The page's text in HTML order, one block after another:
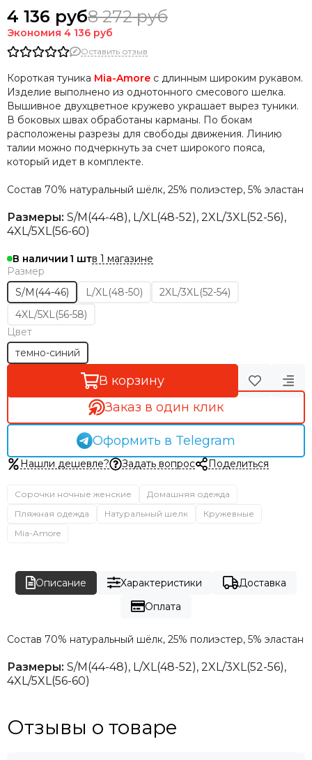
4 136 руб8 272 руб
Экономия 4 136 руб
Оставить отзыв
Короткая туника Mia-Amore с длинным широким рукавом.
Изделие выполнено из однотонного смесового шелка.
Вышивное двухцветное кружево украшает вырез туники.
В боковых швах обработаны карманы. По бокам
расположены разрезы для свободы движения. Линию
талии можно подчеркнуть за счет широкого пояса,
который идет в комплекте.
Состав 70% натуральный шёлк, 25% полиэстер, 5% эластан
Размеры: S/М(44-48), L/XL(48-52), 2XL/3XL(52-56),
4XL/5XL(56-60)
В наличии 1
в 1 магазине
Размер
S/M(44-46)
L/XL(48-50)
2XL/3XL(52-54)
4XL/5XL(56-58)
Цвет
темно-синий
В корзину
Заказ в один клик
Оформить в Telegram
Нашли дешевле? Задать вопрос Поделиться
Сорочки ночные женские
Домашняя одежда
Пляжная одежда
Натуральный шелк
Кружевные
Mia-Amore
Описание Характеристики
Доставка
Оплата
Состав 70% натуральный шёлк, 25% полиэстер, 5% эластан
Размеры: S/М(44-48), L/XL(48-52), 2XL/3XL(52-56),
4XL/5XL(56-60)
Отзывы о товаре